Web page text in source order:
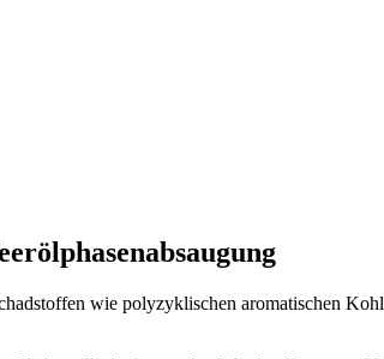
wie polyzyklischen aromatischen